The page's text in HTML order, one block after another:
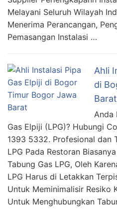
Melayani Seluruh Wilayah
Menerima Perancangan,
Pemasangan Instalasi …
Ahli
di
Barat
Anda
Gas Elpiji (LPG)? Hubungi
1393 5332. Profesional dan
LPG Pada Restoran
Tabung Gas LPG, Oleh
LPG Harus di Letakkan
Untuk Meminimalisir Resiko
Untuk Menghubungkan